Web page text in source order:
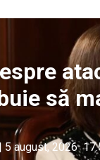
să
5 august, 2026